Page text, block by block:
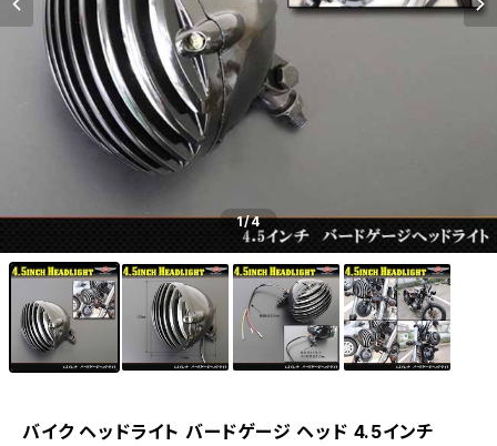
1/4
バイク ヘッドライト バードゲージ ヘッド 4.5インチ